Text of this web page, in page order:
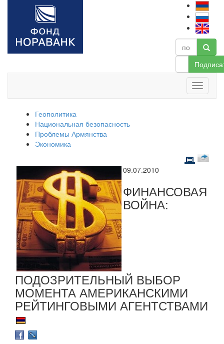
Геополитика
Национальная безопасность
Проблемы Армянства
Экономика
09.07.2010
ФИНАНСОВАЯ
ВОЙНА:
ПОДОЗРИТЕЛЬНЫЙ ВЫБОР
МОМЕНТА АМЕРИКАНСКИМИ
РЕЙТИНГОВЫМИ АГЕНТСТВАМИ